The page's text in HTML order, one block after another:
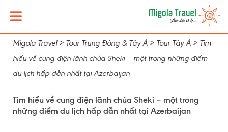
Migola Travel> Tour Trung Đông & Tây Á > Tour Tây Á > Tìm
hiểu về cung điện lãnh chúa Sheki – một trong những điểm
du lịch hấp dẫn nhất tại Azerbaijan
Tìm hiểu về cung điện lãnh chúa Sheki – một trong
những điểm du lịch hấp dẫn nhất tại Azerbaijan